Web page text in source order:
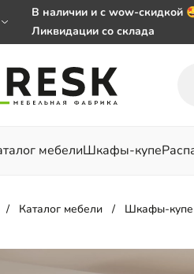
В наличии и с wow-скидкой
Ликвидации со склада
заказе от 50 000 ₽
Важно! Наш Whatsapp
мебелиШкафы-купе
Для гостиной Для
Каталог мебели Шкафы-купе